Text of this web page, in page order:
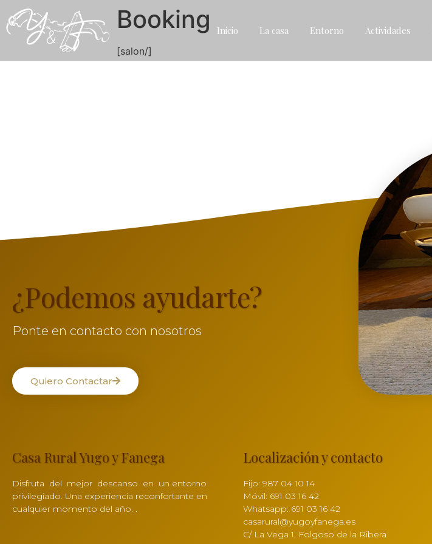
Inicio La casa Entorno Actividades
Booking
[salon/]
¿Podemos ayudarte?
Ponte en contacto con nosotros
Quiero Contactar
Casa Rural Yugo y Fanega
Disfruta del mejor descanso en un entorno
privilegiado. Una experiencia reconfortante en
cualquier momento del año. .
Localización y contacto
Fijo: 987 04 10 14
Móvil: 691 03 16 42
Whatsapp: 691 03 16 42
casarural@yugoyfanega.es
C/ La Vega 1, Folgoso de la Ribera